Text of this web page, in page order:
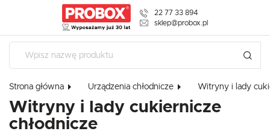
22 77 33 894
sklep@probox.pl
Strona główna Urządzenia chłodnicze Witryny i lady
Witryny i lady cukiernicze
chłodnicze
USTAWIENIA
USTAWIENIA REGIONALNE
Lokalizacja
Polska
polski
Waluta